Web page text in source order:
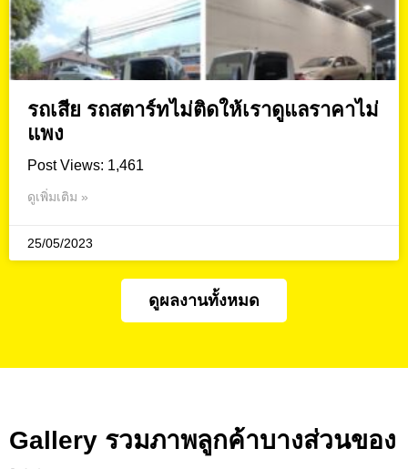
รถเสีย รถสตาร์ทไม่ติดให้เราดูแลราคาไม่
แพง
Post Views: 1,461
ดูเพิ่มเติม »
25/05/2023
ดูผลงานทั้งหมด
Gallery รวมภาพลูกค้าบางส่วนของ